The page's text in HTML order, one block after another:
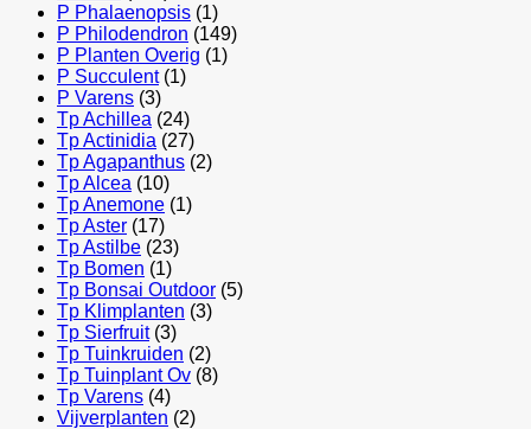
P Phalaenopsis (1)
P Philodendron (149)
P Planten Overig (1)
P Succulent (1)
P Varens (3)
Tp Achillea (24)
Tp Actinidia (27)
Tp Agapanthus (2)
Tp Alcea (10)
Tp Anemone (1)
Tp Aster (17)
Tp Astilbe (23)
Tp Bomen (1)
Tp Bonsai Outdoor (5)
Tp Klimplanten (3)
Tp Sierfruit (3)
Tp Tuinkruiden (2)
Tp Tuinplant Ov (8)
Tp Varens (4)
Vijverplanten (2)